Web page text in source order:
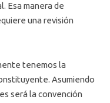
Esa manera de
una revisión
tenemos la
Asumiendo
será la convención